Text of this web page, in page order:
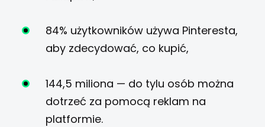
84% użytkowników używa Pinteresta,
aby zdecydować, co kupić,
144,5 miliona — do tylu osób można
dotrzeć za pomocą reklam na
platformie.